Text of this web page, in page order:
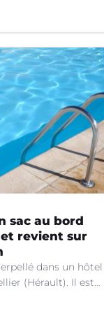
sac au bord
revient sur
dans un hôtel
(Hérault). Il est
cliente.